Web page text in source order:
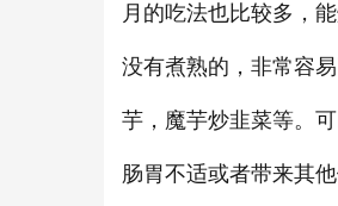
月的吃法也比较多，
没有煮熟的，非常容
芋，魔芋炒韭菜等。
肠胃不适或者带来其他